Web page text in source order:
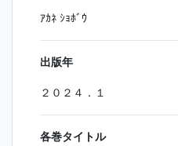
ｱｶﾈ ｼｮﾎﾞｳ
出版年
２０２４．１
各巻タイトル